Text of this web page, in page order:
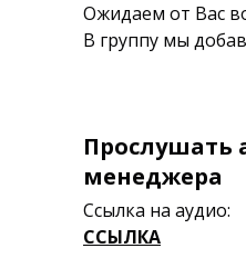
Ожидаем от Вас
В группу мы
Прослушать
менеджера
Ссылка на аудио:
ССЫЛКА